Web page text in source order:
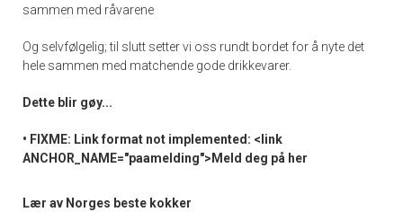
sammen med råvarene
Og selvfølgelig; til slutt setter vi oss rundt bordet for å nyte det
hele sammen med matchende gode drikkevarer.
Dette blir gøy...
• FIXME: Link format not implemented: <link
ANCHOR_NAME="paamelding">Meld deg på her
Lær av Norges beste kokker